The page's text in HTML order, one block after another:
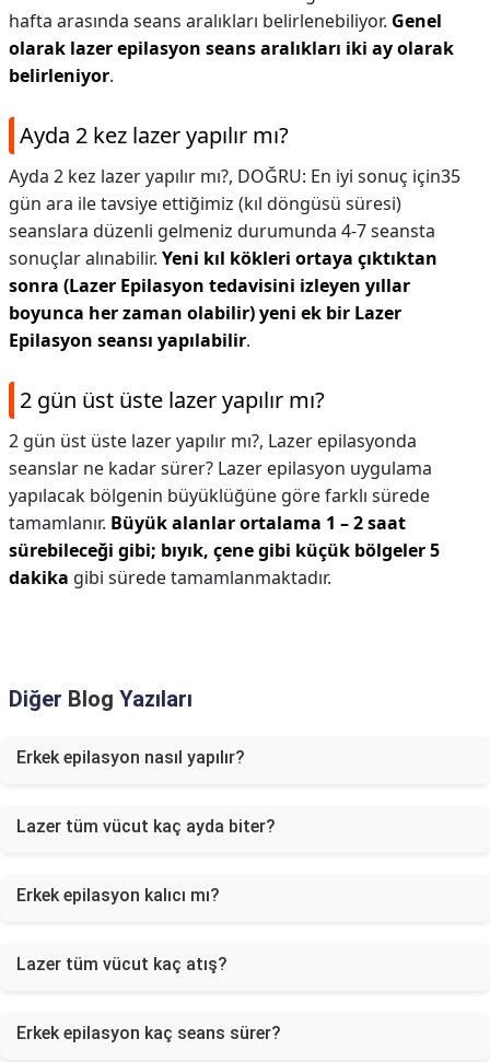
hafta arasında seans aralıkları belirlenebiliyor. Genel
olarak lazer epilasyon seans aralıkları iki ay olarak
belirleniyor.
Ayda 2 kez lazer yapılır mı?
Ayda 2 kez lazer yapılır mı?, DOĞRU: En iyi sonuç için35
gün ara ile tavsiye ettiğimiz (kıl döngüsü süresi)
seanslara düzenli gelmeniz durumunda 4-7 seansta
sonuçlar alınabilir. Yeni kıl kökleri ortaya çıktıktan
sonra (Lazer Epilasyon tedavisini izleyen yıllar
boyunca her zaman olabilir) yeni ek bir Lazer
Epilasyon seansı yapılabilir.
2 gün üst üste lazer yapılır mı?
2 gün üst üste lazer yapılır mı?, Lazer epilasyonda
seanslar ne kadar sürer? Lazer epilasyon uygulama
yapılacak bölgenin büyüklüğüne göre farklı sürede
tamamlanır. Büyük alanlar ortalama 1 – 2 saat
sürebileceği gibi; bıyık, çene gibi küçük bölgeler 5
dakika gibi sürede tamamlanmaktadır.
Diğer Blog Yazıları
Erkek epilasyon nasıl yapılır?
Lazer tüm vücut kaç ayda biter?
Erkek epilasyon kalıcı mı?
Lazer tüm vücut kaç atış?
Erkek epilasyon kaç seans sürer?